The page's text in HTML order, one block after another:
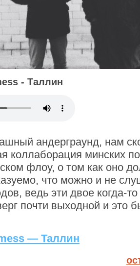
- Таллин
андерграунд, нам
коллаборация минских
флоу, о том как оно
что можно и не
ведь эти двое когда-
почти выходной и это
— Таллин